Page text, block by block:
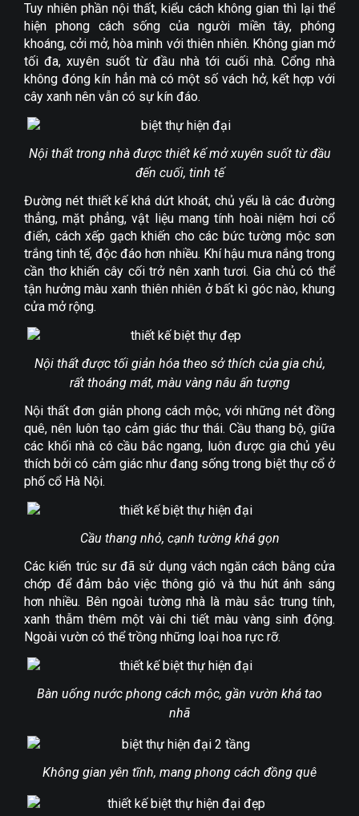
Tuy nhiên phần nội thất, kiểu cách không gian thì lại thể
hiện phong cách sống của người miền tây, phóng
khoáng, cởi mở, hòa mình với thiên nhiên. Không gian mở
tối đa, xuyên suốt từ đầu nhà tới cuối nhà. Cổng nhà
không đóng kín hẳn mà có một số vách hở, kết hợp với
cây xanh nên vẫn có sự kín đáo.
Nội thất trong nhà được thiết kế mở xuyên suốt từ đầu
đến cuối, tinh tế
Đường nét thiết kế khá dứt khoát, chủ yếu là các đường
thẳng, mặt phẳng, vật liệu mang tính hoài niệm hơi cổ
điển, cách xếp gạch khiến cho các bức tường mộc sơn
trắng tinh tế, độc đáo hơn nhiều. Khí hậu mưa nắng trong
cần thơ khiến cây cối trở nên xanh tươi. Gia chủ có thể
tận hưởng màu xanh thiên nhiên ở bất kì góc nào, khung
cửa mở rộng.
Nội thất được tối giản hóa theo sở thích của gia chủ,
rất thoáng mát, màu vàng nâu ấn tượng
Nội thất đơn giản phong cách mộc, với những nét đồng
quê, nên luôn tạo cảm giác thư thái. Cầu thang bộ, giữa
các khối nhà có cầu bắc ngang, luôn được gia chủ yêu
thích bởi có cảm giác như đang sống trong biệt thự cổ ở
phố cổ Hà Nội.
Cầu thang nhỏ, cạnh tường khá gọn
Các kiến trúc sư đã sử dụng vách ngăn cách bằng cửa
chớp để đảm bảo việc thông gió và thu hút ánh sáng
hơn nhiều. Bên ngoài tường nhà là màu sắc trung tính,
xanh thẫm thêm một vài chi tiết màu vàng sinh động.
Ngoài vườn có thể trồng những loại hoa rực rỡ.
Bàn uống nước phong cách mộc, gần vườn khá tao
nhã
Không gian yên tĩnh, mang phong cách đồng quê